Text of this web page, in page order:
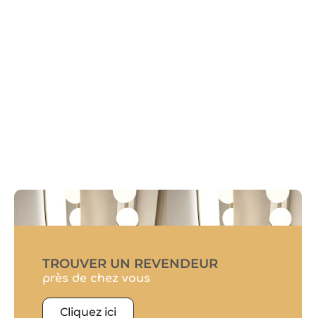
TROUVER UN REVENDEUR
près de chez vous
Cliquez ici